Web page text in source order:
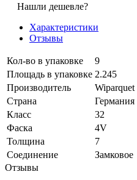
Нашли дешевле?
Характеристики
Отзывы
Кол-во в упаковке
9
Площадь в упаковке 2.245
Производитель
Wiparquet
Страна
Германия
Класс
32
Фаска
4V
Толщина
7
Соединение
Замковое
Отзывы